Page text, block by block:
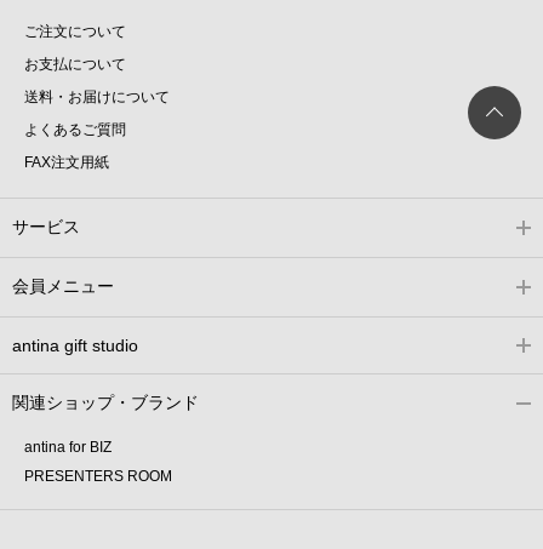
ご注文について
お支払について
送料・お届けについて
よくあるご質問
FAX注文用紙
サービス
会員メニュー
antina gift studio
関連ショップ・ブランド
antina for BIZ
PRESENTERS ROOM